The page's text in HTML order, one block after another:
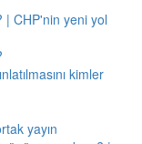
| CHP'nin yeni yol
kimler
yayın